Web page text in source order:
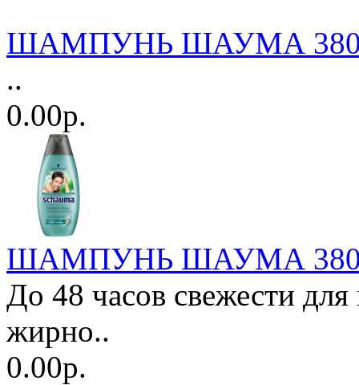
ШАМПУНЬ ШАУМА
..
0.00р.
ШАМПУНЬ ШАУМА
До 48 часов свежести
жирно..
0.00р.